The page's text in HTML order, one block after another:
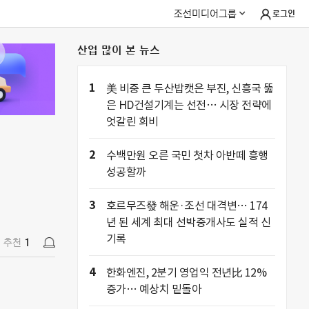
조선미디어그룹 로그인
추천 1
산업 많이 본 뉴스